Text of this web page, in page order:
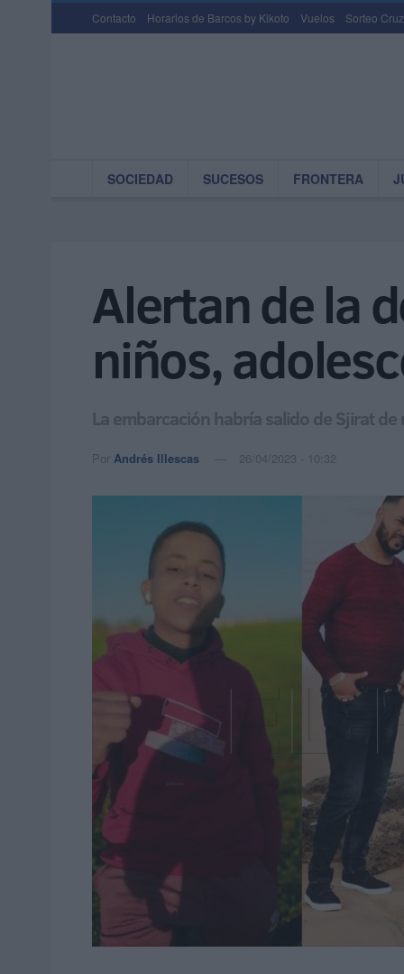
Contacto Horarios de Barcos by Kikoto Vuelos Sorteo
SOCIEDAD SUCESOS FRONTERA
Alertan de la
niños,
La embarcación habría salido de Sjirat
Por Andrés Illescas 26/04/2023 - 10:32